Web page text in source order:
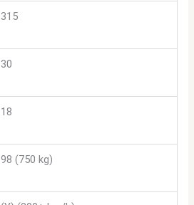
315
30
18
98 (750 kg)